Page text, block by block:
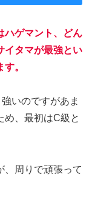
ハゲマント、どん
イタマが最強とい
。
いのですがあま
め、最初はC級と
、周りで頑張って